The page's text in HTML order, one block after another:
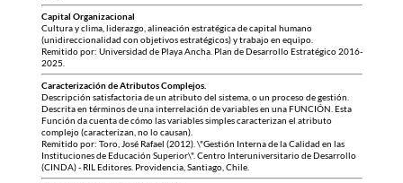
Capital Organizacional
Cultura y clima, liderazgo, alineación estratégica de capital humano
(unidireccionalidad con objetivos estratégicos) y trabajo en equipo.
Remitido por: Universidad de Playa Ancha. Plan de Desarrollo Estratégico 2016-
2025.
Caracterización de Atributos Complejos.
Descripción satisfactoria de un atributo del sistema, o un proceso de gestión.
Descrita en términos de una interrelación de variables en una FUNCIÓN. Esta
Función da cuenta de cómo las variables simples caracterizan el atributo
complejo (caracterizan, no lo causan).
Remitido por: Toro, José Rafael (2012). \"Gestión Interna de la Calidad en las
Instituciones de Educación Superior\". Centro Interuniversitario de Desarrollo
(CINDA) - RIL Editores. Providencia, Santiago, Chile.